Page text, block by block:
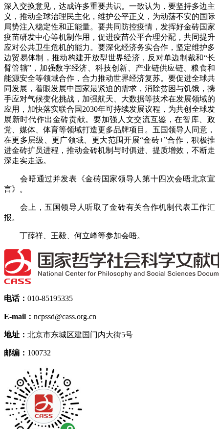
深入交换意见，达成许多重要共识。一致认为，要坚持多边主
义，推动全球治理民主化，维护公平正义，为动荡不安的国际
局势注入稳定性和正能量。要共同防控疫情，发挥好金砖国家
疫苗研发中心等机制作用，促进疫苗公平合理分配，共同提升
应对公共卫生危机的能力。要深化经济务实合作，坚定维护多
边贸易体制，推动构建开放型世界经济，反对单边制裁和“长
臂管辖”，加强数字经济、科技创新、产业链供应链、粮食和
能源安全等领域合作，合力推动世界经济复苏。要促进全球共
同发展，着眼发展中国家最紧迫的需求，消除贫困与饥饿，携
手应对气候变化挑战，加强航天、大数据等技术在发展领域的
应用，加快落实联合国2030年可持续发展议程，为共创全球发
展新时代作出金砖贡献。要加强人文交流互鉴，在智库、政
党、媒体、体育等领域打造更多品牌项目。五国领导人同意，
在更多层级、更广领域、更大范围开展“金砖+”合作，积极推
进金砖扩员进程，推动金砖机制与时俱进、提质增效，不断走
深走实走远。
会晤通过并发表《金砖国家领导人第十四次会晤北京宣
言》。
会上，五国领导人听取了金砖有关合作机制代表工作汇
报。
丁薛祥、王毅、何立峰等参加会晤。
电话： 010-85195335
E-mail： ncpssd@cass.org.cn
地址： 北京市东城区建国门内大街5号
邮编： 100732